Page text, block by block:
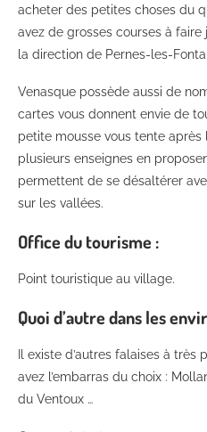
acheter des petites choses du
avez de grosses courses à
la direction de Pernes-les-
Venasque possède aussi de
cartes vous donnent envie de
petite mousse vous tente après
plusieurs enseignes en
permettent de se désaltérer
sur les vallées.
Office du tourisme :
Point touristique au village.
Quoi d’autre dans les
Il existe d’autres falaises à
avez l’embarras du choix :
du Ventoux …